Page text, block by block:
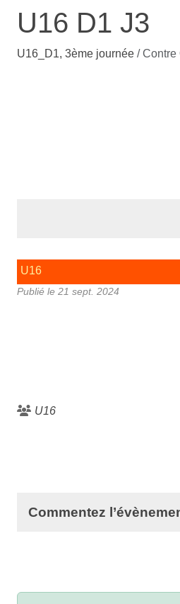
U16 D1 J3
U16_D1, 3ème journée / Contre
U16
Publié le 21 sept. 2024
U16
Commentez